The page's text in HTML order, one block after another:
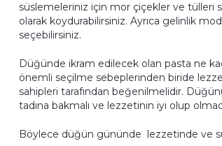
süslemeleriniz için mor çiçekler ve tülleri
olarak koydurabilirsiniz. Ayrıca gelinlik
seçebilirsiniz.
Düğünde ikram edilecek olan pasta ne
önemli seçilme sebeplerinden biride
sahipleri tarafından beğenilmelidir.
tadına bakmalı ve lezzetinin iyi olup
Böylece düğün gününde lezzetinde ve